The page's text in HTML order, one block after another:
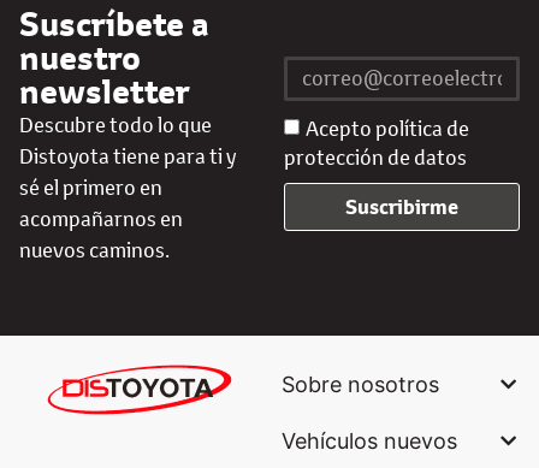
Suscríbete a
nuestro
newsletter
Descubre todo lo que
Distoyota tiene para ti y
sé el primero en
acompañarnos en
nuevos caminos.
Acepto política de
protección de datos
Suscribirme
Sobre nosotros
Vehículos nuevos